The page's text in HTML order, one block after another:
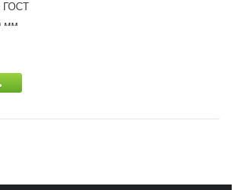
ГОСТ
мм